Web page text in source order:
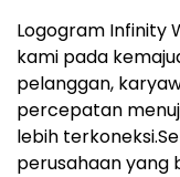
Logogram Infinity
kami pada
pelanggan,
percepatan
lebih
perusahaan yang